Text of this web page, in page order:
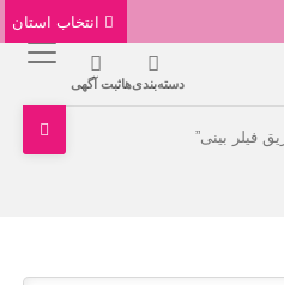
دسته‌بندی‌هاثبت آگهی
فیلر بینی”